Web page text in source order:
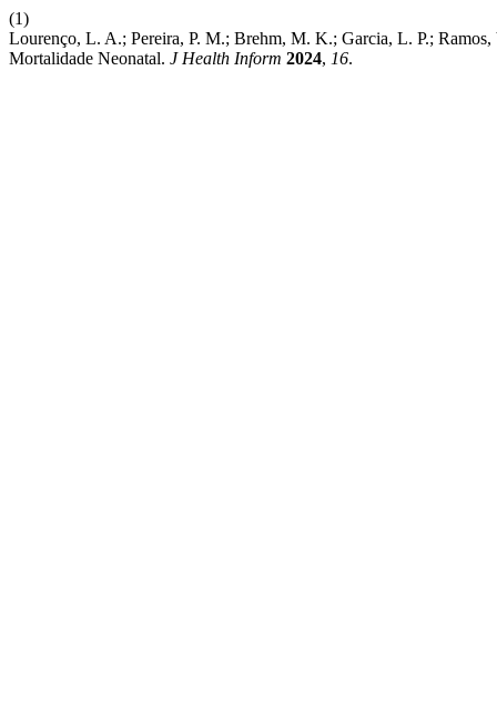
(1)
Lourenço, L. A.; Pereira, P. M.; Brehm, M. K.; Garcia, L. P.;
Mortalidade Neonatal. J Health Inform 2024, 16.